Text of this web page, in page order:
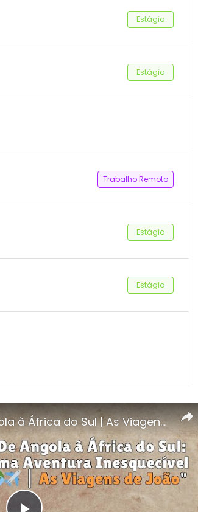
Estágio
Estágio
Trabalho Remoto
Estágio
Estágio
Minha Jornada de Angola à África do Sul | As Viagens de João | Angolano Explorando o Mundo